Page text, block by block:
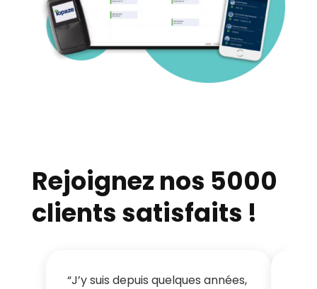
Rejoignez nos 5000
clients satisfaits !
“J’y suis depuis quelques années,